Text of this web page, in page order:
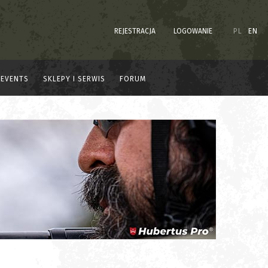
REJESTRACJA LOGOWANIE PL EN
EVENTS SKLEPY I SERWIS FORUM